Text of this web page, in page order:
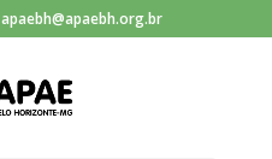
apaebh@apaebh.org.br